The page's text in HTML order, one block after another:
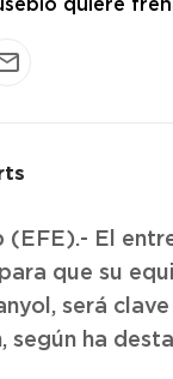
(EFE).- El
que su
será
según ha